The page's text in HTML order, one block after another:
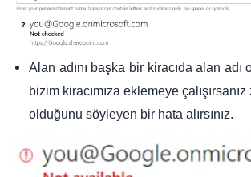
Alan adını başka bir kiracıda alan adı
bizim kiracımıza eklemeye
olduğunu söyleyen bir hata alırsınız.